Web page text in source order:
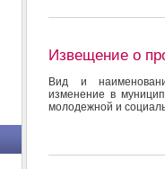
Извещение о
Вид и
изменение в
молодежной и